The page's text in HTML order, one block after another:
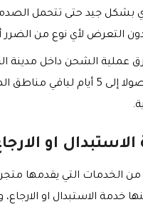
بشكل جيد حتى تتحمل
التعرض لأي نوع من الضرر
عملية الشحن داخل مدينة
يومين وصولا إلى 5 أيام لباقي
او
من الخدمات التي يقدمها متجر
خدمة الاستبدال او الارجاع،